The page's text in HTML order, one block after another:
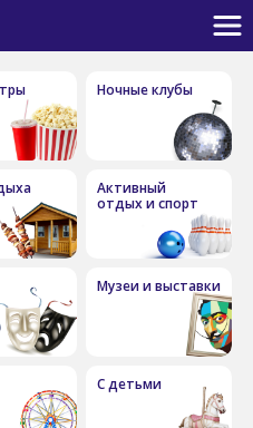
Ночные клубы
Активный
отдых и спорт
Музеи и выставки
С детьми